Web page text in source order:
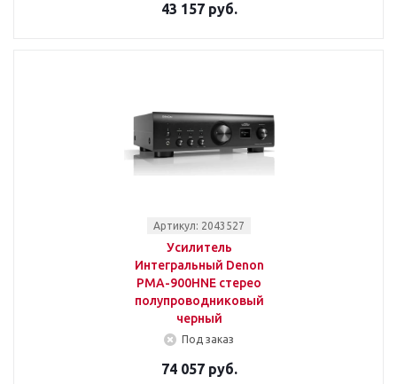
43 157 руб.
Артикул: 2043527
Усилитель
Интегральный Denon
PMA-900HNE стерео
полупроводниковый
черный
Под заказ
74 057 руб.